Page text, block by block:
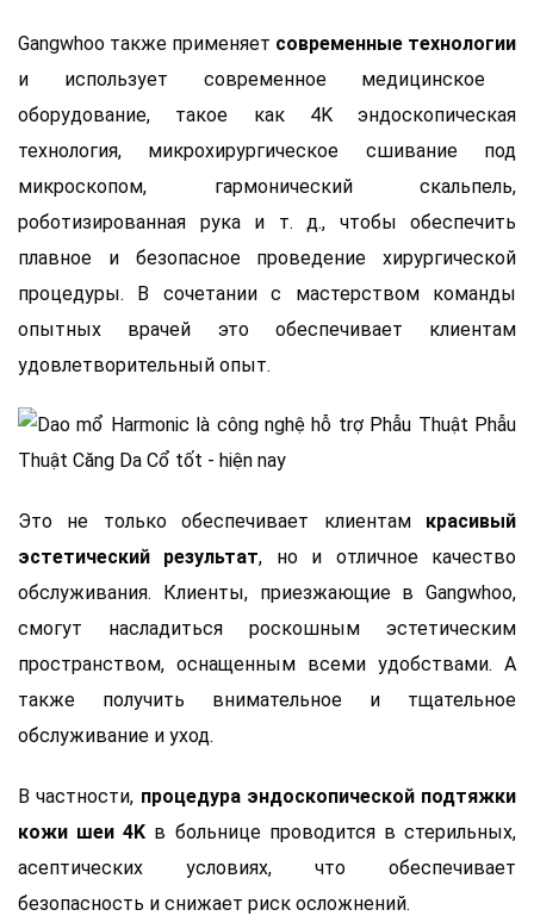
Gangwhoo также применяет современные технологии
и использует современное медицинское
оборудование, такое как 4K эндоскопическая
технология, микрохирургическое сшивание под
микроскопом, гармонический скальпель,
роботизированная рука и т. д., чтобы обеспечить
плавное и безопасное проведение хирургической
процедуры. В сочетании с мастерством команды
опытных врачей это обеспечивает клиентам
удовлетворительный опыт.
Это не только обеспечивает клиентам красивый
эстетический результат, но и отличное качество
обслуживания. Клиенты, приезжающие в Gangwhoo,
смогут насладиться роскошным эстетическим
пространством, оснащенным всеми удобствами. А
также получить внимательное и тщательное
обслуживание и уход.
В частности, процедура эндоскопической подтяжки
кожи шеи 4K в больнице проводится в стерильных,
асептических условиях, что обеспечивает
безопасность и снижает риск осложнений.